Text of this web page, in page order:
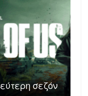
σεζόν